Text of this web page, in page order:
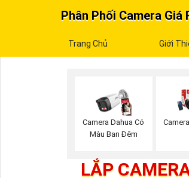
Phân Phối Camera Giá
Trang Chủ Giới
Camera Dahua Có
Màu Ban Đêm
LẮP